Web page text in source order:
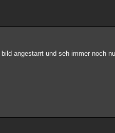
angestarrt und seh immer noch